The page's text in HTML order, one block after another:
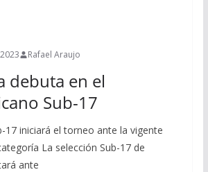
Rafael Araujo
debuta en el
Sub-17
17 iniciará el torneo ante la vigente
La selección Sub-17 de
ante